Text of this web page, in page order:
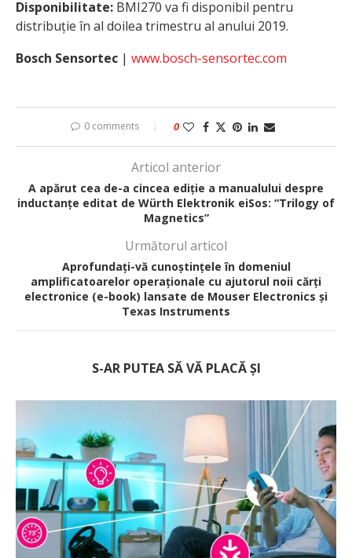
Disponibilitate: BMI270 va fi disponibil pentru
distribuție în al doilea trimestru al anului 2019.
Bosch Sensortec | www.bosch-sensortec.com
0 comments 0
Articol anterior
A apărut cea de-a cincea ediție a manualului despre
inductanțe editat de Würth Elektronik eiSos: “Trilogy of
Magnetics”
Următorul articol
Aprofundați-vă cunoștințele în domeniul
amplificatoarelor operaționale cu ajutorul noii cărți
electronice (e-book) lansate de Mouser Electronics și
Texas Instruments
S-AR PUTEA SĂ VĂ PLACĂ ȘI